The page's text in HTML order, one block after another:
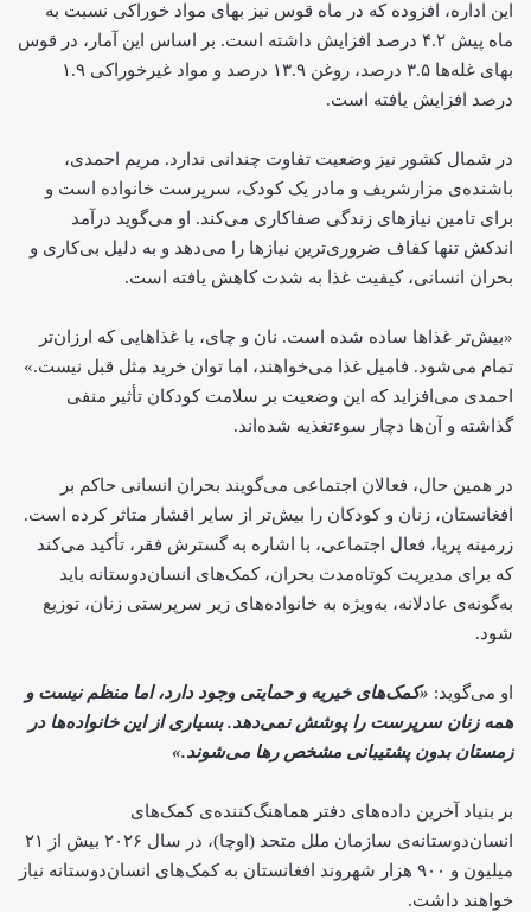
این اداره، افزوده که در ماه قوس نیز بهای مواد خوراکی نسبت به
ماه پیش ۴.۲ درصد افزایش داشته است. بر اساس این آمار، در قوس
بهای غله‌ها ۳.۵ درصد، روغن ۱۳.۹ درصد و مواد غیرخوراکی ۱.۹
درصد افزایش یافته است.
در شمال کشور نیز وضعیت تفاوت چندانی ندارد. مریم احمدی،
باشنده‌ی مزارشریف و مادر یک کودک، سرپرست خانواده است و
برای تامین نیازهای زندگی صفاکاری می‌کند. او می‌گوید درآمد
اندکش تنها کفاف ضروری‌ترین نیازها را می‌دهد و به دلیل بی‌کاری و
بحران انسانی، کیفیت غذا به شدت کاهش یافته است.
«بیش‌تر غذاها ساده شده است. نان و چای، یا غذاهایی که ارزان‌تر
تمام می‌شود. فامیل غذا می‌خواهند، اما توان خرید مثل قبل نیست.»
احمدی می‌افزاید که این وضعیت بر سلامت کودکان تأثیر منفی
گذاشته و آن‌ها دچار سوءتغذیه شده‌اند.
در همین حال، فعالان اجتماعی می‌گویند بحران انسانی حاکم بر
افغانستان، زنان و کودکان را بیش‌تر از سایر اقشار متاثر کرده است.
زرمینه پریا، فعال اجتماعی، با اشاره به گسترش فقر، تأکید می‌کند
که برای مدیریت کوتاه‌مدت بحران، کمک‌های انسان‌دوستانه باید
به‌گونه‌ی عادلانه، به‌ویژه به خانواده‌های زیر سرپرستی زنان، توزیع
شود.
او می‌گوید: «کمک‌های خیریه و حمایتی وجود دارد، اما منظم نیست و
همه زنان سرپرست را پوشش نمی‌دهد. بسیاری از این خانواده‌ها در
زمستان بدون پشتیبانی مشخص رها می‌شوند.»
بر بنیاد آخرین داده‌های دفتر هماهنگ‌کننده‌ی کمک‌های
انسان‌دوستانه‌ی سازمان ملل متحد (اوچا)، در سال ۲۰۲۶ بیش از ۲۱
میلیون و ۹۰۰ هزار شهروند افغانستان به کمک‌های انسان‌دوستانه نیاز
خواهند داشت.